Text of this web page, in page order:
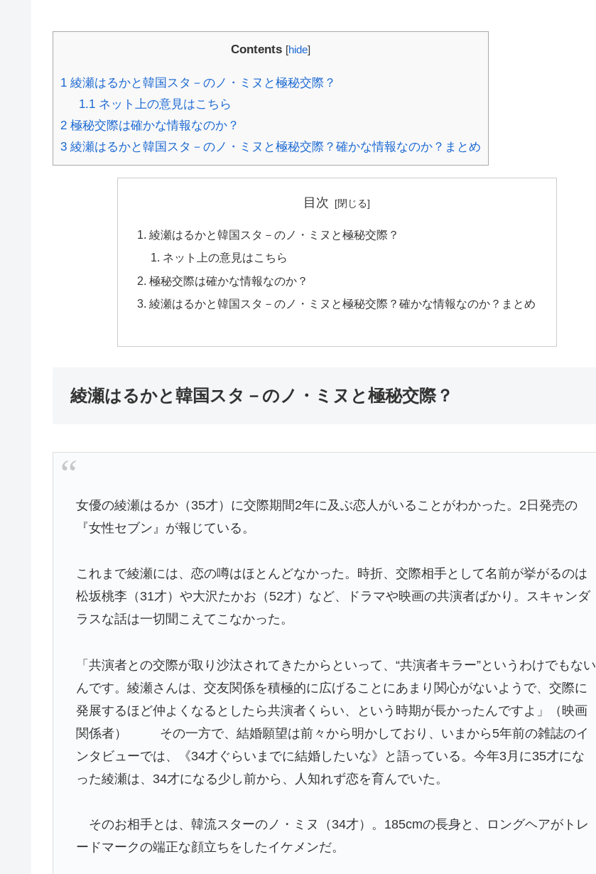
Contents [hide]
1 綾瀬はるかと韓国スタ－のノ・ミヌと極秘交際？
1.1ネット上の意見はこちら
2 極秘交際は確かな情報なのか？
3 綾瀬はるかと韓国スタ－のノ・ミヌと極秘交際？確かな情報なのか？まとめ
目次
綾瀬はるかと韓国スタ－のノ・ミヌと極秘交際？
ネット上の意見はこちら
極秘交際は確かな情報なのか？
綾瀬はるかと韓国スタ－のノ・ミヌと極秘交際？確かな情報なのか？まとめ
綾瀬はるかと韓国スタ－のノ・ミヌと極秘交際？
女優の綾瀬はるか （35才）に交際期間2年に及ぶ恋人がいることがわかった。2日発売の
『女性セブン』が報じている。
これまで綾瀬には、恋の噂はほとんどなかった。時折、交際相手として名前が挙がるのは
松坂桃李（31才）や大沢たかお（52才）など、ドラマや映画の共演者ばかり。スキャンダ
ラスな話は一切聞こえてこなかった。
「共演者との交際が取り沙汰されてきたからといって、“共演者キラー”というわけでもない
んです。綾瀬さんは、交友関係を積極的に広げることにあまり関心がないようで、交際に
発展するほど仲よくなるとしたら共演者くらい、という時期が長かったんですよ」（映画
関係者） その一方で、結婚願望は前々から明かしており、いまから5年前の雑誌のイ
ンタビューでは、《34才ぐらいまでに結婚したいな》と語っている。今年3月に35才にな
った綾瀬は、34才になる少し前から、人知れず恋を育んでいた。
そのお相手とは、韓流スターのノ・ミヌ（34才）。185cmの長身と、ロングヘアがトレ
ードマークの端正な顔立ちをしたイケメンだ。